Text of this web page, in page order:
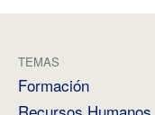
TEMAS
Formación